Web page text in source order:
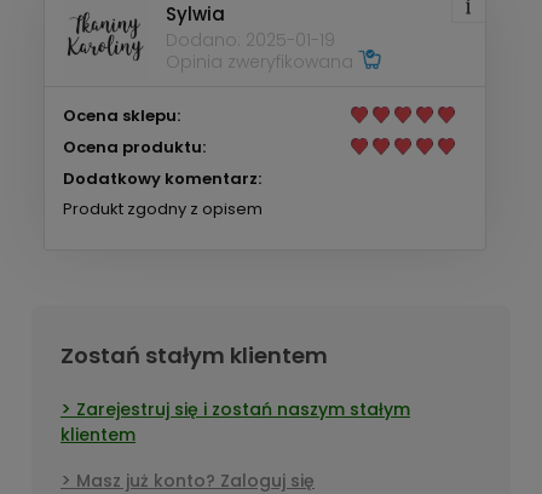
Sylwia
Dodano: 2025-01-19
Opinia zweryfikowana
Ocena sklepu:
Ocena produktu:
Dodatkowy komentarz:
Produkt zgodny z opisem
Zostań stałym klientem
Zarejestruj się i zostań naszym stałym
klientem
Masz już konto? Zaloguj się